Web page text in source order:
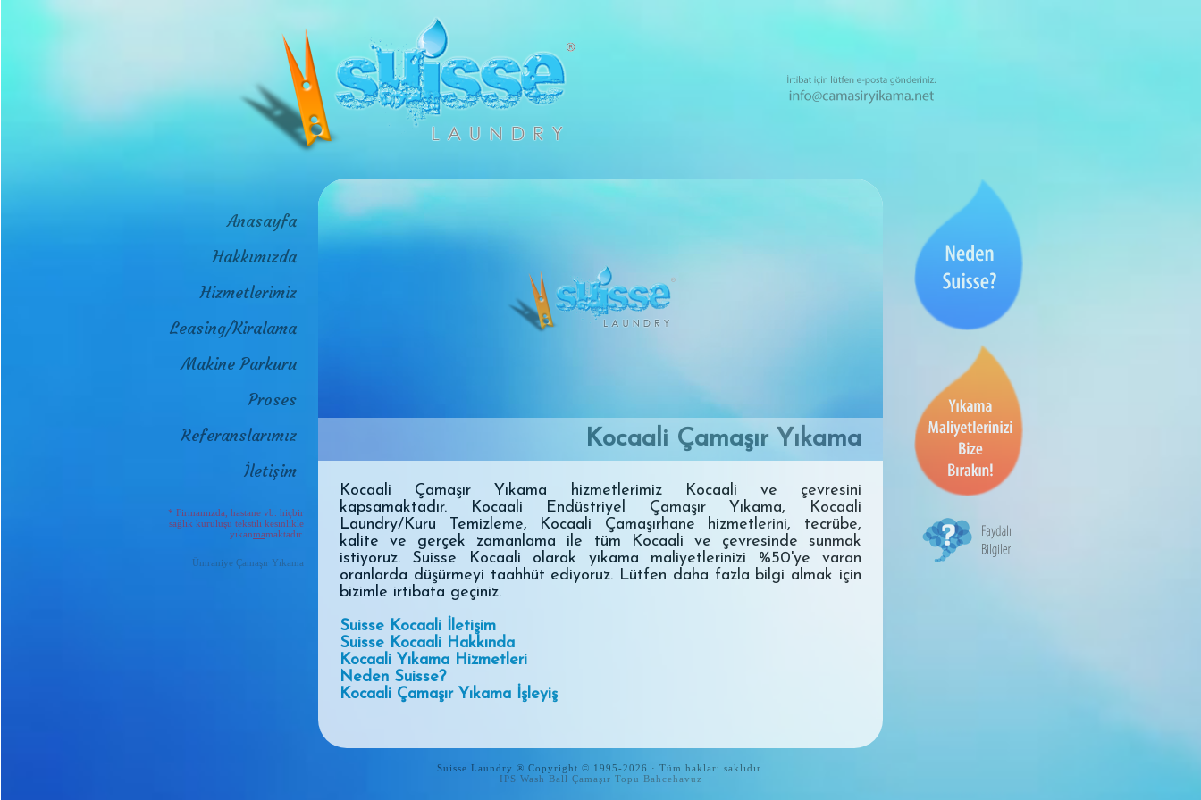
Anasayfa
Hakkımızda
Hizmetlerimiz
Leasing/Kiralama
Makine Parkuru
Proses
Referanslarımız
İletişim
* Firmamızda, hastane vb. hiçbir
sağlık kuruluşu tekstili kesinlikle
yıkanmamaktadır.
Ümraniye Çamaşır Yıkama
Kocaali Çamaşır Yıkama
Kocaali Çamaşır Yıkama hizmetlerimiz Kocaali ve çevresini
kapsamaktadır. Kocaali Endüstriyel Çamaşır Yıkama, Kocaali
Laundry/Kuru Temizleme, Kocaali Çamaşırhane hizmetlerini, tecrübe,
kalite ve gerçek zamanlama ile tüm Kocaali ve çevresinde sunmak
istiyoruz. Suisse Kocaali olarak yıkama maliyetlerinizi %50'ye varan
oranlarda düşürmeyi taahhüt ediyoruz. Lütfen daha fazla bilgi almak için
bizimle irtibata geçiniz.
Suisse Kocaali İletişim
Suisse Kocaali Hakkında
Kocaali Yıkama Hizmetleri
Neden Suisse?
Kocaali Çamaşır Yıkama İşleyiş
Suisse Laundry ® Copyright © 1995-2026 · Tüm hakları saklıdır.
IPS Wash Ball Çamaşır Topu Bahcehavuz